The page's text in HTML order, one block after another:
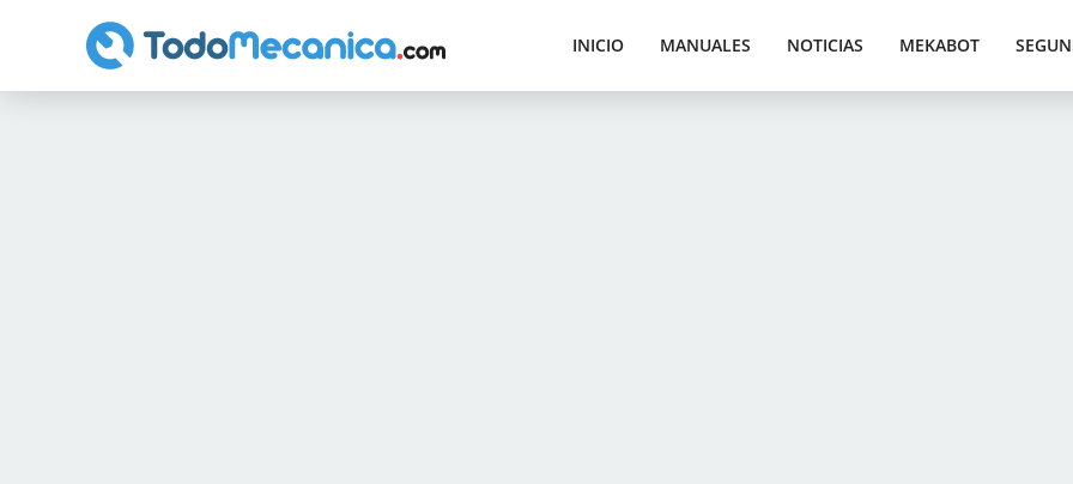
INICIO MANUALES NOTICIAS MEKABOT